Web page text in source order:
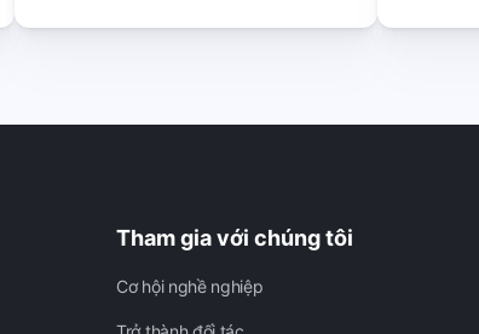
Tham gia với chúng tôi
Cơ hội nghề nghiệp